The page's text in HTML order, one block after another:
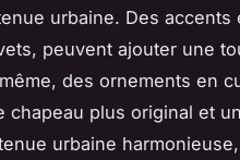
urbaine. Des accents
peuvent ajouter une
des ornements en
plus original et
urbaine